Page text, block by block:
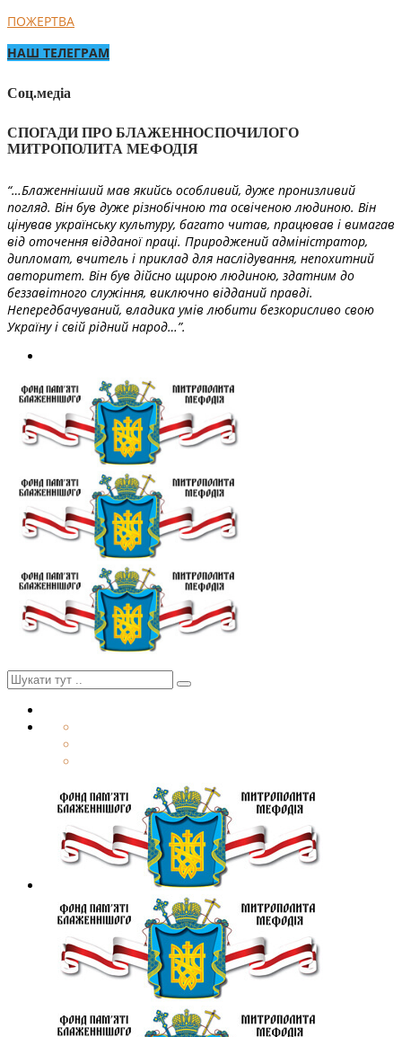
ПОЖЕРТВА
НАШ ТЕЛЕГРАМ
Соц.медіа
СПОГАДИ ПРО БЛАЖЕННОСПОЧИЛОГО
МИТРОПОЛИТА МЕФОДІЯ
“…Блаженніший мав якийсь особливий, дуже пронизливий
погляд. Він був дуже різнобічною та освіченою людиною. Він
цінував українську культуру, багато читав, працював і вимагав
від оточення відданої праці. Природжений адміністратор,
дипломат, вчитель і приклад для наслідування, непохитний
авторитет. Він був дійсно щирою людиною, здатним до
беззавітного служіння, виключно відданий правді.
Непередбачуваний, владика умів любити безкорисливо свою
Україну і свій рідний народ…”.